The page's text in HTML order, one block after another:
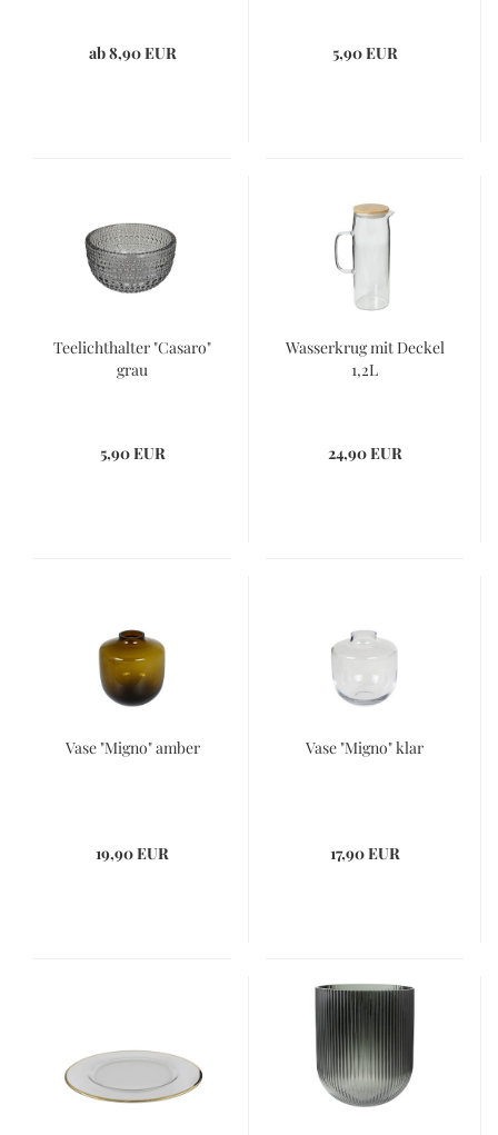
ab 8,90 EUR 5,90 EUR
Teelichthalter "Casaro"
grau
5,90 EUR
Wasserkrug mit Deckel
1,2L
24,90 EUR
Vase "Migno" amber
19,90 EUR
Vase "Migno" klar
17,90 EUR